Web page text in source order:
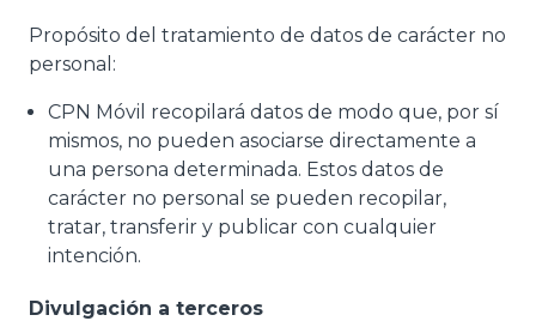
Propósito del tratamiento de datos de carácter no
personal:
CPN Móvil recopilará datos de modo que, por sí
mismos, no pueden asociarse directamente a
una persona determinada. Estos datos de
carácter no personal se pueden recopilar,
tratar, transferir y publicar con cualquier
intención.
Divulgación a terceros